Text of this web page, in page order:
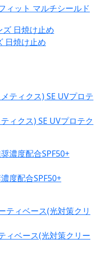
ィット マルチシールド
日焼け止め
ィクス) SE UVプロテク
度配合SPF50+
ィベース(光対策クリー